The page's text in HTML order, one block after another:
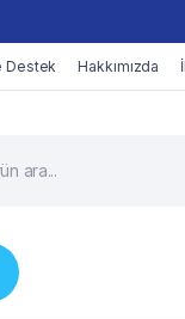
Destek Hakkımızda